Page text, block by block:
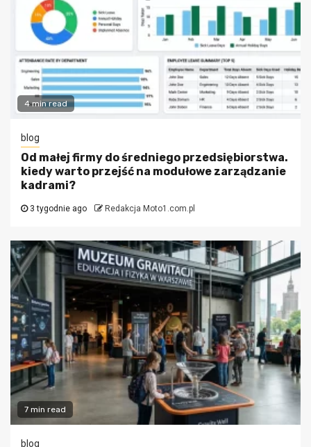
4 min read
blog
Od małej firmy do średniego przedsiębiorstwa.
kiedy warto przejść na modułowe zarządzanie
kadrami?
3 tygodnie ago Redakcja Moto1.com.pl
7 min read
blog